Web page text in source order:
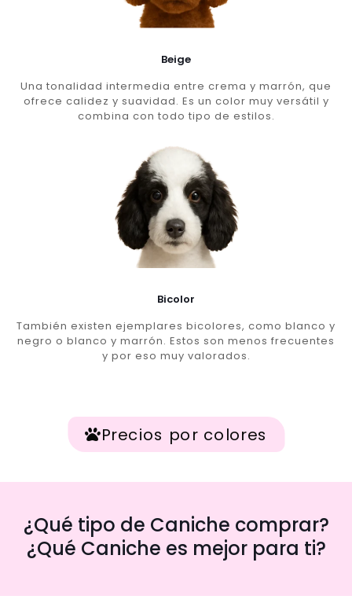
Beige
Una tonalidad intermedia entre crema y marrón, que
ofrece calidez y suavidad. Es un color muy versátil y
combina con todo tipo de estilos.
Bicolor
También existen ejemplares bicolores, como blanco y
negro o blanco y marrón. Estos son menos frecuentes
y por eso muy valorados.
Precios por colores
¿Qué tipo de Caniche comprar?
¿Qué Caniche es mejor para ti?